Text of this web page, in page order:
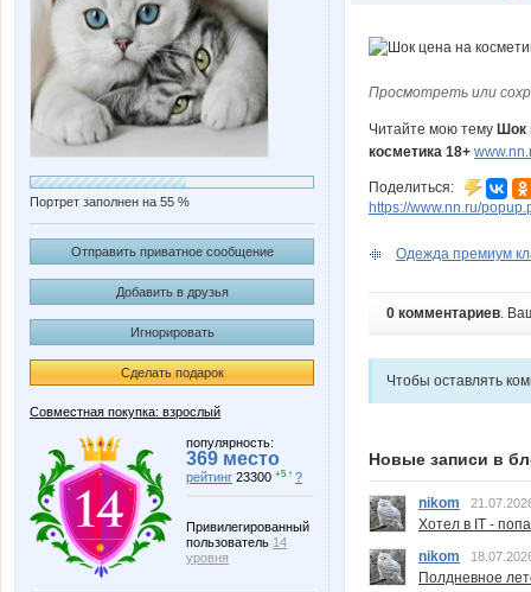
Портрет заполнен на 55 %
Отправить приватное сообщение
Добавить в друзья
Игнорировать
Сделать подарок
Совместная покупка: взрослый
популярность:
369 место
рейтинг 23300 +5 ↑ ?
Привилегированный
пользователь 14
уровня
Просмотреть или
Читайте мою тему Шок
косметика 18+
Поделиться:
https://www.nn.ru/
Одежда премиум
0 комментариев.
Чтобы оставлять
Новые записи в
nikom
Хотел в IT -
nikom
Полдневное